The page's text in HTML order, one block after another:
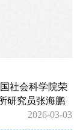
社会科学院荣
研究员张海鹏
2026-03-03